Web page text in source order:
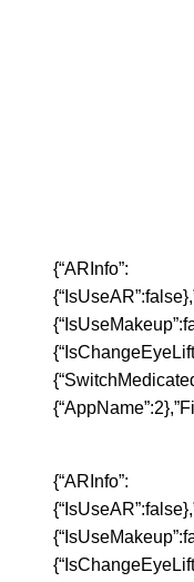
{“ARInfo”:
{“ARInfo”: